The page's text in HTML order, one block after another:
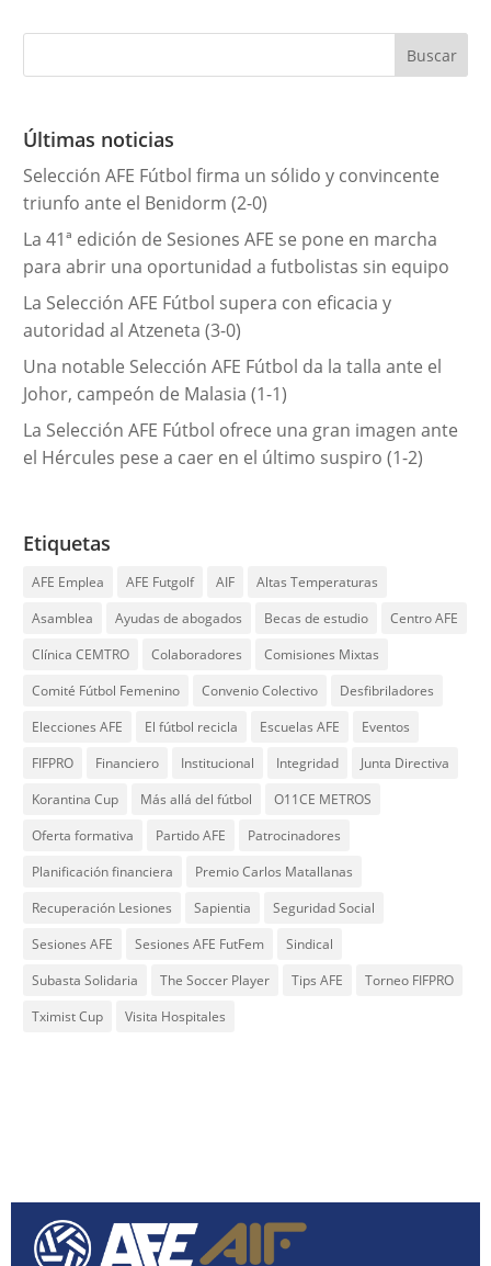
g
r
a
s
Últimas noticias
Selección AFE Fútbol firma un sólido y convincente
triunfo ante el Benidorm (2-0)
La 41ª edición de Sesiones AFE se pone en marcha
para abrir una oportunidad a futbolistas sin equipo
La Selección AFE Fútbol supera con eficacia y
autoridad al Atzeneta (3-0)
Una notable Selección AFE Fútbol da la talla ante el
Johor, campeón de Malasia (1-1)
La Selección AFE Fútbol ofrece una gran imagen ante
el Hércules pese a caer en el último suspiro (1-2)
Etiquetas
AFE Emplea AFE Futgolf AIF
Altas Temperaturas
Asamblea
Ayudas de abogados Becas de estudio
Centro AFE
Clínica CEMTRO
Colaboradores
Comisiones Mixtas
Comité Fútbol Femenino
Convenio Colectivo
Desfibriladores
Elecciones AFE
El fútbol recicla Escuelas AFE
Eventos
FIFPRO
Financiero Institucional Integridad
Junta Directiva
Korantina Cup
Más allá del fútbol
O11CE METROS
Oferta formativa
Partido AFE
Patrocinadores
Planificación financiera
Premio Carlos Matallanas
Recuperación Lesiones
Sapientia
Seguridad Social
Sesiones AFE
Sesiones AFE FutFem
Sindical
Subasta Solidaria
The Soccer Player Tips AFE
Torneo FIFPRO
Tximist Cup
Visita Hospitales